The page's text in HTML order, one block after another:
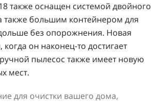
также оснащен системой двойного
также большим контейнером для
без опорожнения. Новая
он наконец-то достигает
пылесос также имеет новую
мест.
для очистки вашего дома,